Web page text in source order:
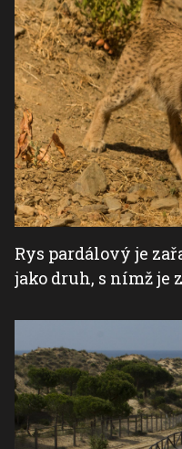
Rys pardálový je
jako druh, s nímž je